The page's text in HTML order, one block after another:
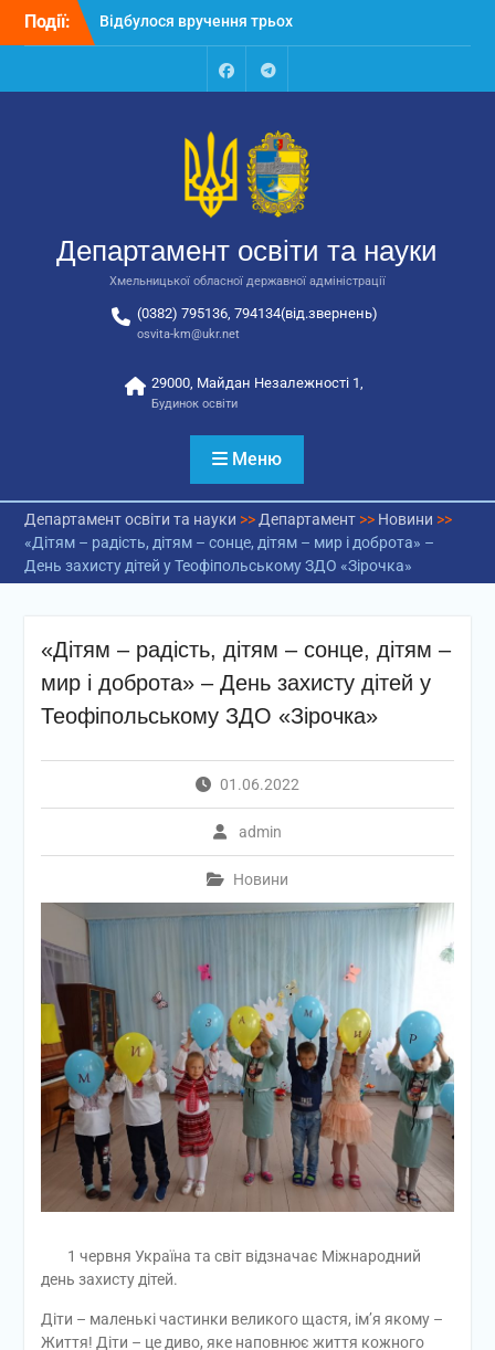
Перейти
Події:
Відбулося вручення трьох
автобусів для потреб
Відбулося засідання
освіти та науки обласної
державної адміністрації
Відбулась обласна
національно-патріотичне
виховання
FacebookTalegram
Департамент освіти та науки
Хмельницької обласної державної адміністрації
(0382) 795136, 794134(від.звернень)
osvita-km@ukr.net
29000, Майдан Незалежності 1,
Будинок освіти
Меню
Департамент освіти та науки >> Департамент>> Новини >>
«Дітям – радість, дітям – сонце, дітям – мир і доброта» –
День захисту дітей у Теофіпольському ЗДО «Зірочка»
«Дітям – радість, дітям – сонце, дітям –
мир і доброта» – День захисту дітей у
Теофіпольському ЗДО «Зірочка»
01.06.2022
admin
Новини
1 червня Україна та світ відзначає Міжнародний
день захисту дітей.
Діти – маленькі частинки великого щастя, ім’я якому –
Життя! Діти – це диво, яке наповнює життя кожного